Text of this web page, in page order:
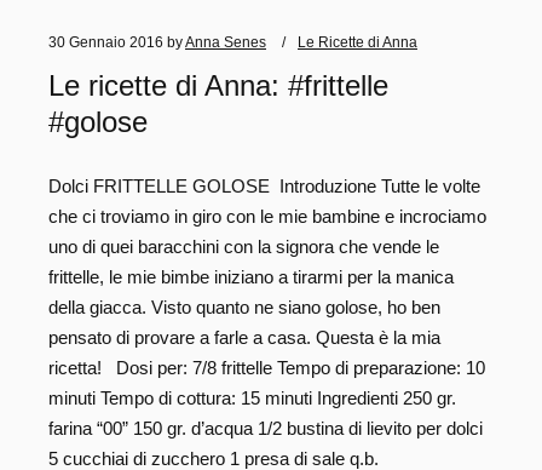
30 Gennaio 2016 byAnna Senes Le Ricette di Anna
Le ricette di Anna: #frittelle
#golose
Dolci FRITTELLE GOLOSE Introduzione Tutte le volte
che ci troviamo in giro con le mie bambine e incrociamo
uno di quei baracchini con la signora che vende le
frittelle, le mie bimbe iniziano a tirarmi per la manica
della giacca. Visto quanto ne siano golose, ho ben
pensato di provare a farle a casa. Questa è la mia
ricetta! Dosi per: 7/8 frittelle Tempo di preparazione: 10
minuti Tempo di cottura: 15 minuti Ingredienti 250 gr.
farina “00” 150 gr. d’acqua 1/2 bustina di lievito per dolci
5 cucchiai di zucchero 1 presa di sale q.b.